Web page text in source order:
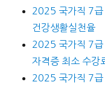
2025 국가직 7급
건강생활실천율
2025 국가직 7급
자격증 최소 수강
2025 국가직 7급